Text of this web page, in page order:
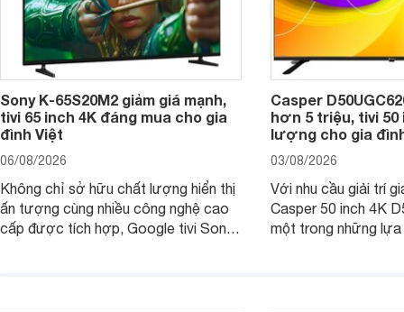
Sony K-65S20M2 giảm giá mạnh,
tivi 65 inch 4K đáng mua cho gia
đình Việt
06/08/2026
Không chỉ sở hữu chất lượng hiển thị
ấn tượng cùng nhiều công nghệ cao
cấp được tích hợp, Google tivi Sony
Casper
hơn 5 triệu, tivi 50
lượng cho gia
03/08/2026
Với nhu cầu giải trí
Casper 50 inch 4K
một trong những lựa